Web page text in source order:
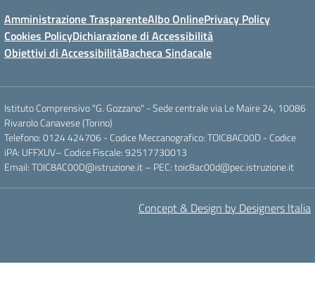
Amministrazione TrasparenteAlbo OnlinePrivacy Policy
Cookies PolicyDichiarazione di Accessibilità
Obiettivi di AccessibilitàBacheca Sindacale
Istituto Comprensivo "G. Gozzano" - Sede centrale via Le Maire 24, 10086
Rivarolo Canavese (Torino)
Telefono: 0124 424706 - Codice Meccanografico: TOIC8AC00D - Codice
iPA: UFFXUV– Codice Fiscale: 92517730013
Email: TOIC8AC00D@istruzione.it – PEC: toic8ac00d@pec.istruzione.it
Concept & Design by Designers Italia